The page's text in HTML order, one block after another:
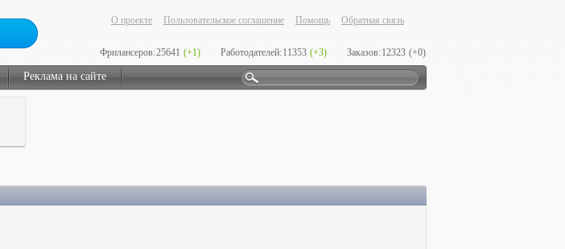
О проекте Пользовательское соглашение Помощь Обратная связь
Фрилансеров:25641 (+1) Работодателей:11353 (+3) Заказов:12323 (+0)
Реклама на сайте